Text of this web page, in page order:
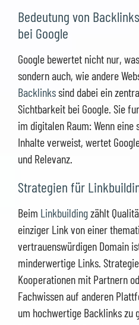
Bedeutung von
bei Google
Google bewertet nicht nur,
sondern auch, wie andere
Backlinkssind dabei ein
Sichtbarkeit bei Google. Sie
im digitalen Raum: Wenn
Inhalte verweist, wertet
und Relevanz.
Strategien für
Beim Linkbuildingzählt
einziger Link von einer
vertrauenswürdigen Domain
minderwertige Links.
Kooperationen mit Partnern
Fachwissen auf anderen
um hochwertige Backlinks zu